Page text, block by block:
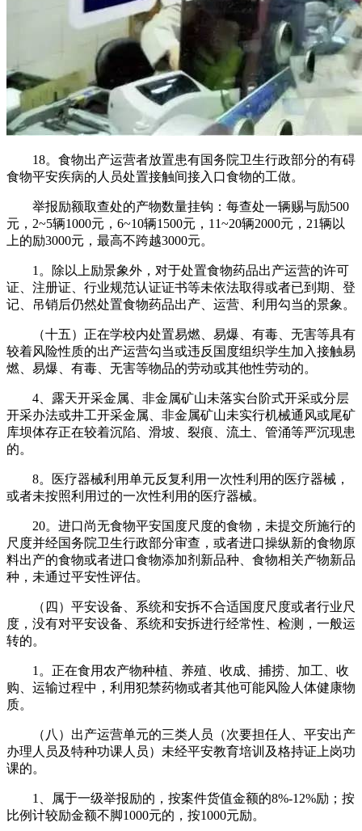
18。食物出产运营者放置患有国务院卫生行政部分的有碍
食物平安疾病的人员处置接触间接入口食物的工做。
举报励额取查处的产物数量挂钩：每查处一辆赐与励500
元，2~5辆1000元，6~10辆1500元，11~20辆2000元，21辆以
上的励3000元，最高不跨越3000元。
1。除以上励景象外，对于处置食物药品出产运营的许可
证、注册证、行业规范认证证书等未依法取得或者已到期、登
记、吊销后仍然处置食物药品出产、运营、利用勾当的景象。
（十五）正在学校内处置易燃、易爆、有毒、无害等具有
较着风险性质的出产运营勾当或违反国度组织学生加入接触易
燃、易爆、有毒、无害等物品的劳动或其他性劳动的。
4、露天开采金属、非金属矿山未落实台阶式开采或分层
开采办法或井工开采金属、非金属矿山未实行机械通风或尾矿
库坝体存正在较着沉陷、滑坡、裂痕、流土、管涌等严沉现患
的。
8。医疗器械利用单元反复利用一次性利用的医疗器械，
或者未按照利用过的一次性利用的医疗器械。
20。进口尚无食物平安国度尺度的食物，未提交所施行的
尺度并经国务院卫生行政部分审查，或者进口操纵新的食物原
料出产的食物或者进口食物添加剂新品种、食物相关产物新品
种，未通过平安性评估。
（四）平安设备、系统和安拆不合适国度尺度或者行业尺
度，没有对平安设备、系统和安拆进行经常性、检测，一般运
转的。
1。正在食用农产物种植、养殖、收成、捕捞、加工、收
购、运输过程中，利用犯禁药物或者其他可能风险人体健康物
质。
（八）出产运营单元的三类人员（次要担任人、平安出产
办理人员及特种功课人员）未经平安教育培训及格持证上岗功
课的。
1、属于一级举报励的，按案件货值金额的8%-12%励；按
比例计较励金额不脚1000元的，按1000元励。